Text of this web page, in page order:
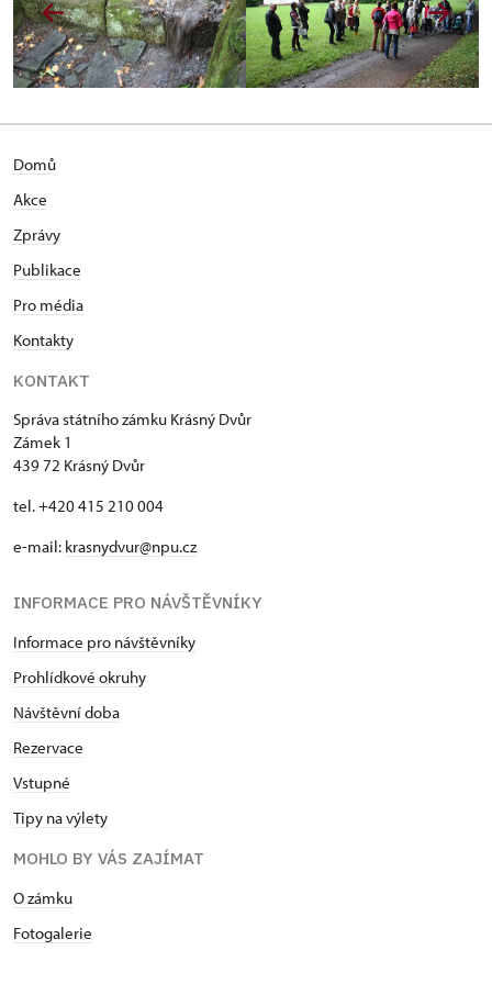
Domů
Akce
Zprávy
Publikace
Pro média
Kontakty
KONTAKT
Správa státního zámku Krásný Dvůr
Zámek 1
439 72 Krásný Dvůr
tel. +420 415 210 004
e-mail: krasnydvur@npu.cz
INFORMACE PRO NÁVŠTĚVNÍKY
Informace pro návštěvníky
Prohlídkové okruhy
Návštěvní doba
Rezervace
Vstupné
Tipy na výlety
MOHLO BY VÁS ZAJÍMAT
O zámku
Fotogalerie